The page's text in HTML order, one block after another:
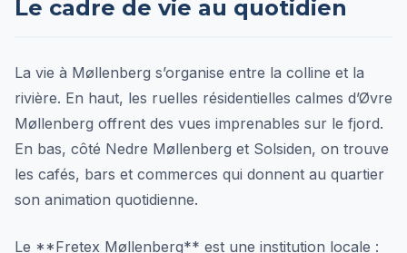
Le cadre de vie au quotidien
La vie à Møllenberg s’organise entre la colline et la
rivière. En haut, les ruelles résidentielles calmes d’Øvre
Møllenberg offrent des vues imprenables sur le fjord.
En bas, côté Nedre Møllenberg et Solsiden, on trouve
les cafés, bars et commerces qui donnent au quartier
son animation quotidienne.
Le **Fretex Møllenberg** est une institution locale :